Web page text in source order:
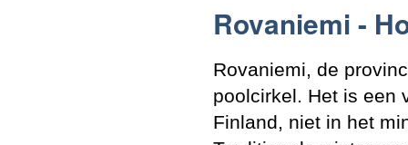
Rovaniemi -
Rovaniemi, de
poolcirkel. Het is een
Finland, niet in het